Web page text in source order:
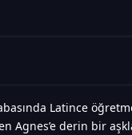
Latince
Agnes’e derin bir